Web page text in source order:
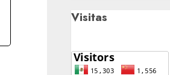
Visitas